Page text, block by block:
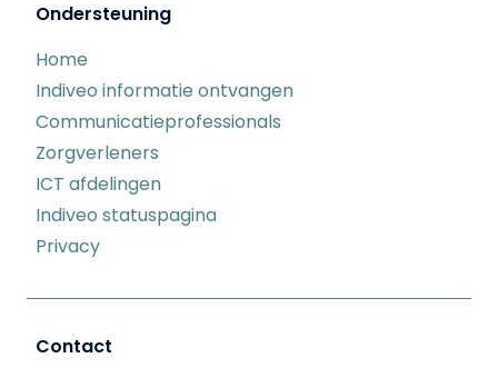
Ondersteuning
Home
Indiveo informatie ontvangen
Communicatieprofessionals
Zorgverleners
ICT afdelingen
Indiveo statuspagina
Privacy
Contact